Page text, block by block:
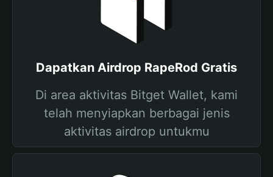
Dapatkan Airdrop RapeRod Gratis
Di area aktivitas Bitget Wallet, kami
telah menyiapkan berbagai jenis
aktivitas airdrop untukmu